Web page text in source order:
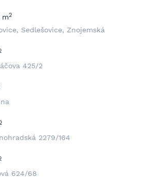
m2
Sedlešovice, Znojemská
425/2
2279/164
624/68